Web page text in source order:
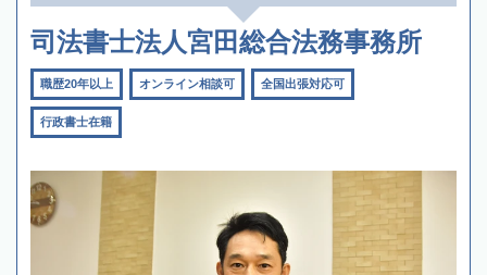
司法書士法人宮田総合法務事務所
職歴20年以上 オンライン相談可 全国出張対応可
行政書士在籍